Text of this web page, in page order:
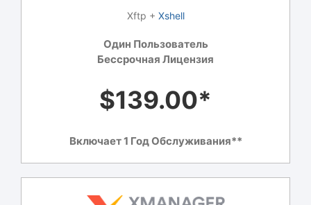
Xftp + Xshell
Один Пользователь
Бессрочная Лицензия
$139.00*
Включает 1 Год Обслуживания**